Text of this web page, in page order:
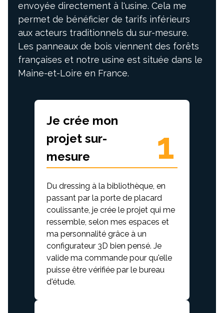
envoyée directement à l'usine. Cela me
permet de bénéficier de tarifs inférieurs
aux acteurs traditionnels du sur-mesure.
Les panneaux de bois viennent des forêts
françaises et notre usine est située dans le
Maine-et-Loire en France.
1
Je crée mon
projet sur-
mesure
Du dressing à la bibliothèque, en
passant par la porte de placard
coulissante, je crée le projet qui me
ressemble, selon mes espaces et
ma personnalité grâce à un
configurateur 3D bien pensé. Je
valide ma commande pour qu'elle
puisse être vérifiée par le bureau
d'étude.